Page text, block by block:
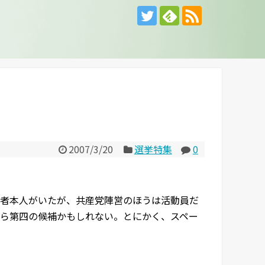
2007/3/20 選挙特集
0
本人がいたが、共産党陣営のほうは活動員だ
第四の候補かもしれない。とにかく、スペー